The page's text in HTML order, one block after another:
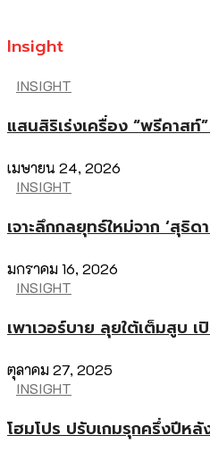
Insight
INSIGHT
แสนสิริเร่งเครื่อง “พรีคาสท์
เมษายน 24, 2026
INSIGHT
เจาะลึกกลยุทธ์ใหม่จาก ‘สุธิ
มกราคม 16, 2026
INSIGHT
เพาเวอร์บาย ลุยใต้เต็มสูบ เ
ตุลาคม 27, 2025
INSIGHT
โฮมโปร ปรับเกมรุกครึ่งปีหลั